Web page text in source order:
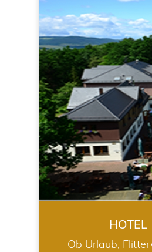
HOTEL
HOTEL
Ob Urlaub,